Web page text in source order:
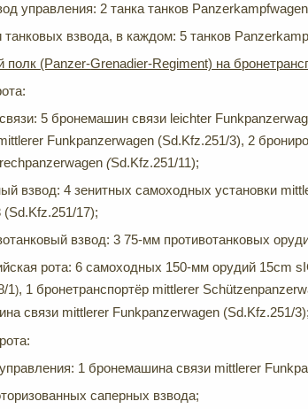
управления: 2 танка танков
танковых взвода, в каждом: 5 танков
полк (Panzer-Grenadier-Regiment) на
5 бронемашин связи leichter
Funkpanzerwagen (Sd.Kfz.251/3), 2
(Sd.Kfz.251/11);
взвод: 4 зенитных самоходных установки
(Sd.Kfz.251/17);
взвод: 3 75-мм противотанковых
рота: 6 самоходных 150-мм орудий 15cm
1), 1 бронетранспортёр mittlerer
связи mittlerer Funkpanzerwagen (Sd.Kfz.251/3);
1 бронемашина связи mittlerer
саперных взвода;